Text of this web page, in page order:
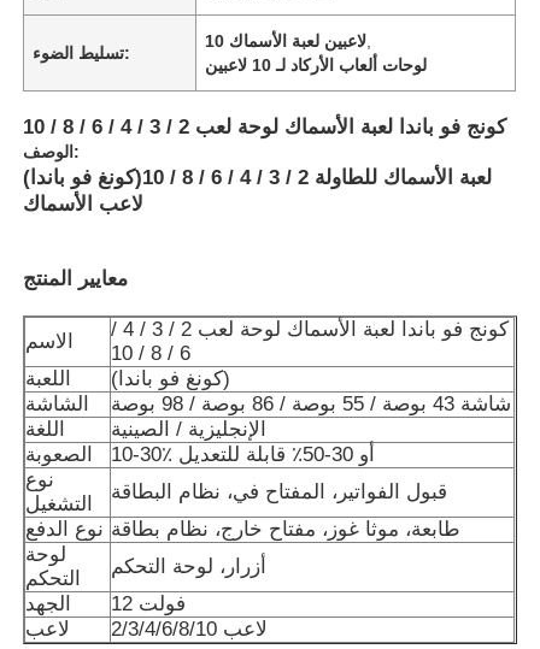
منزل
المنتجات
أشرطة فيديو
تسليط الضوء:
10 لاعبين لعبة الأسماك
لوحات ألعاب الأركاد لـ 10 لاعبين
كونج فو باندا لعبة الأسماك لوحة لعب 2 / 3 / 4 / 6 / 8 / 10
الوصف:
(كونغ فو باندا)لعبة الأسماك للطاولة 2 / 3 / 4 / 6 / 8 / 10
لاعب الأسماك
معايير المنتج
الاسم
كونج فو باندا لعبة الأسماك لوحة لعب 2 / 3 / 4 /
6 / 8 / 10
اللعبة
(كونغ فو باندا)
الشاشة
شاشة 43 بوصة / 55 بوصة / 86 بوصة / 98 بوصة
اللغة
الإنجليزية / الصينية
الصعوبة
10-30٪ أو 30-50٪ قابلة للتعديل
نوع
التشغيل
قبول الفواتير، المفتاح في، نظام البطاقة
نوع الدفع طابعة، موثا غوز، مفتاح خارج، نظام بطاقة
لوحة
التحكم
أزرار، لوحة التحكم
الجهد
12 فولت
لاعب
2/3/4/6/8/10 لاعب